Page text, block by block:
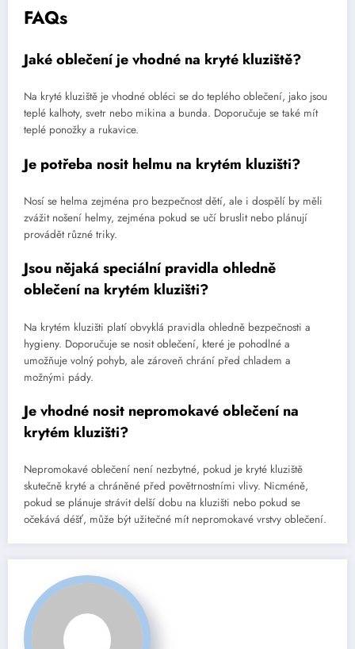
FAQs
Jaké oblečení je vhodné na kryté kluziště?
Na kryté kluziště je vhodné obléci se do teplého oblečení, jako jsou
teplé kalhoty, svetr nebo mikina a bunda. Doporučuje se také mít
teplé ponožky a rukavice.
Je potřeba nosit helmu na krytém kluzišti?
Nosí se helma zejména pro bezpečnost dětí, ale i dospělí by měli
zvážit nošení helmy, zejména pokud se učí bruslit nebo plánují
provádět různé triky.
Jsou nějaká speciální pravidla ohledně
oblečení na krytém kluzišti?
Na krytém kluzišti platí obvyklá pravidla ohledně bezpečnosti a
hygieny. Doporučuje se nosit oblečení, které je pohodlné a
umožňuje volný pohyb, ale zároveň chrání před chladem a
možnými pády.
Je vhodné nosit nepromokavé oblečení na
krytém kluzišti?
Nepromokavé oblečení není nezbytné, pokud je kryté kluziště
skutečně kryté a chráněné před povětrnostními vlivy. Nicméně,
pokud se plánuje strávit delší dobu na kluzišti nebo pokud se
očekává déšť, může být užitečné mít nepromokavé vrstvy oblečení.